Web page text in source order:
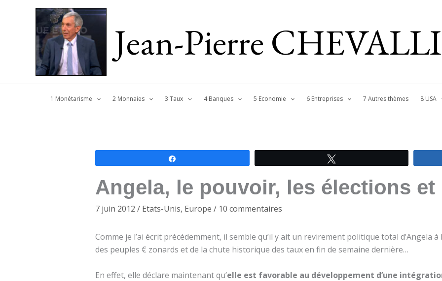
Jean-Pierre
1 Monétarisme 2 Monnaies 3 Taux 4 Banques 5 Economie 6 Entreprises 7 Autres thèmes 8 USA
Angela, le pouvoir, les élections et
7 juin 2012 / Etats-Unis, Europe / 10 commentaires
Comme je l’ai écrit précédemment, il semble qu’il y ait un revirement politique total d’Angela
des peuples € zonards et de la chute historique des taux en fin de semaine dernière…
En effet, elle déclare maintenant qu’elle est favorable au développement d’une